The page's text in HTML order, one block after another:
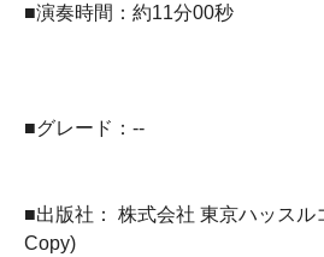
■演奏時間：約11分00秒
■グレード：--
■出版社： 株式会社 東京ハッスル
Copy)